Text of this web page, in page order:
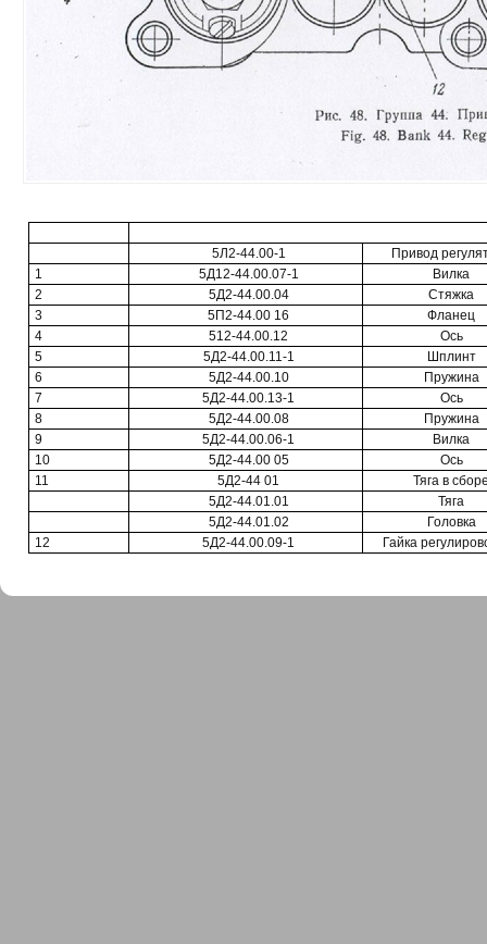
5Л2-44.00-1
Привод
1
5Д12-44.00.07-1
Вилка
2
5Д2-44.00.04
Стяжка
3
5П2-44.00 16
Фланец
4
512-44.00.12
Ось
5
5Д2-44.00.11-1
Шплинт
6
5Д2-44.00.10
Пружина
7
5Д2-44.00.13-1
Ось
8
5Д2-44.00.08
Пружина
9
5Д2-44.00.06-1
Вилка
10
5Д2-44.00 05
Ось
11
5Д2-44 01
Тяга в
5Д2-44.01.01
Тяга
5Д2-44.01.02
Головка
12
5Д2-44.00.09-1 Гайка